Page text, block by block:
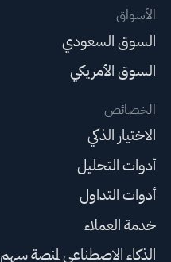
الأسواق
السوق السعودي
السوق الأمريكي
الخصائص
الاختيار الذكي
أدوات التحليل
أدوات التداول
خدمة العملاء
الذكاء الاصطناعي لمنصة سهم